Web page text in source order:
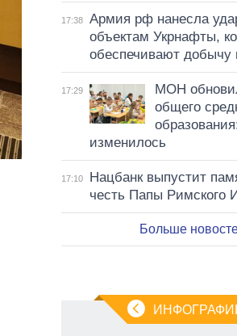
17:38
Армия рф нанесла
объектам Укрнафты,
обеспечивают добычу
17:29
МОН
общего
изменилось
17:10
Нацбанк выпустит
честь Папы Римского
Больше